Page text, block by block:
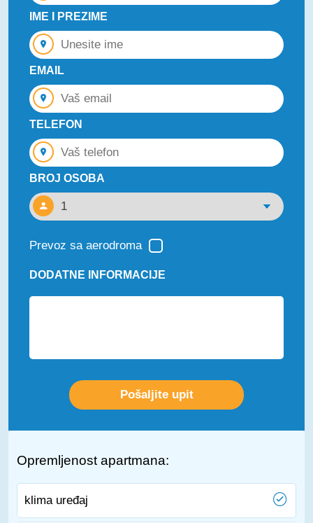
IME I PREZIME
EMAIL
TELEFON
BROJ OSOBA
Prevoz sa aerodroma
DODATNE INFORMACIJE
Opremljenost apartmana:
klima uređaj